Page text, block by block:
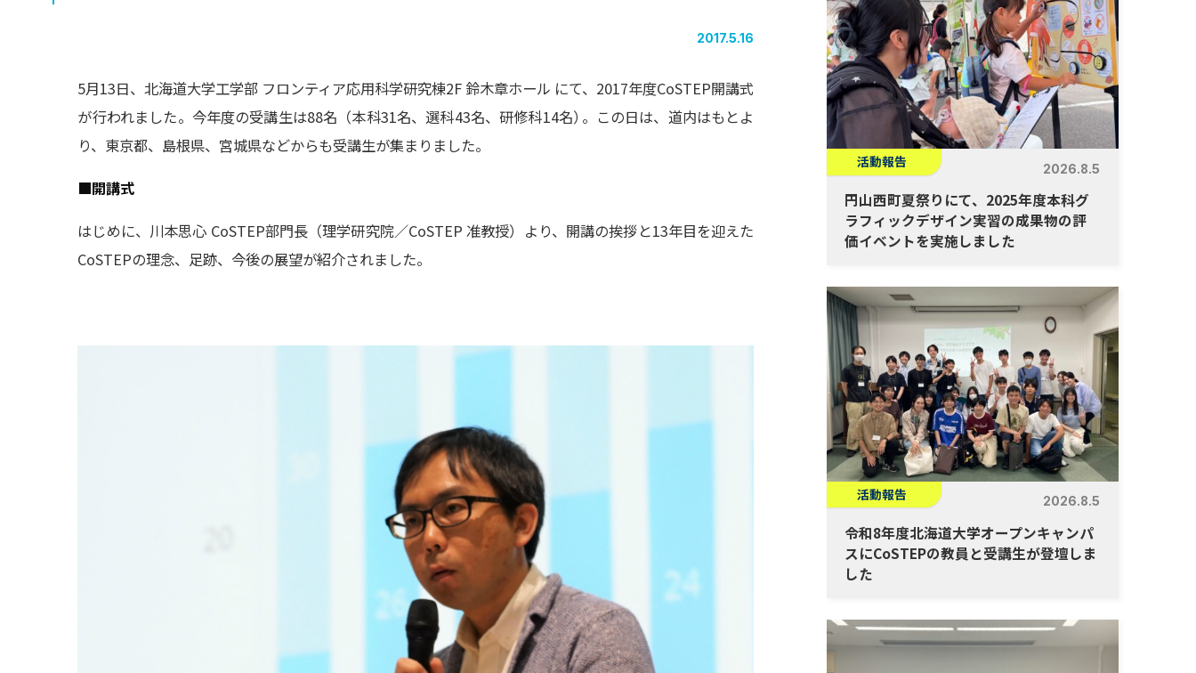
2017.5.16
5月13日、北海道大学工学部 フロンティア応用科学研究棟2F 鈴木章ホール にて、2017年度CoSTEP開講式
が行われました。今年度の受講生は88名（本科31名、選科43名、研修科14名） 。この日は、道内はもとよ
り、東京都、島根県、宮城県などからも受講生が集まりました。
■開講式
はじめに、川本思心 CoSTEP部門長（理学研究院／CoSTEP 准教授）より、開講の挨拶と13年目を迎えた
CoSTEPの理念、足跡、今後の展望が紹介されました。
活動報告 2026.8.5
円山西町夏祭りにて、2025年度本科グ
ラフィックデザイン実習の成果物の評
価イベントを実施しました
活動報告 2026.8.5
令和8年度北海道大学オープンキャンパ
スにCoSTEPの教員と受講生が登壇しま
した